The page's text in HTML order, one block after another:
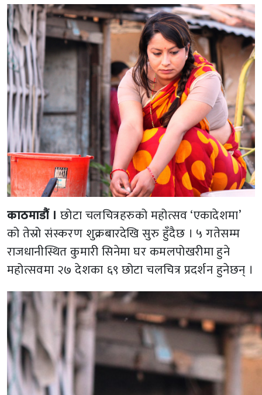
काठमाडौं । छोटा चलचित्रहरुको महोत्सव ‘एकादेशमा’
को तेस्रो संस्करण शुक्रबारदेखि सुरु हुँदैछ । ५ गतेसम्म
राजधानीस्थित कुमारी सिनेमा घर कमलपोखरीमा हुने
महोत्सवमा २७ देशका ६९ छोटा चलचित्र प्रदर्शन हुनेछन् ।